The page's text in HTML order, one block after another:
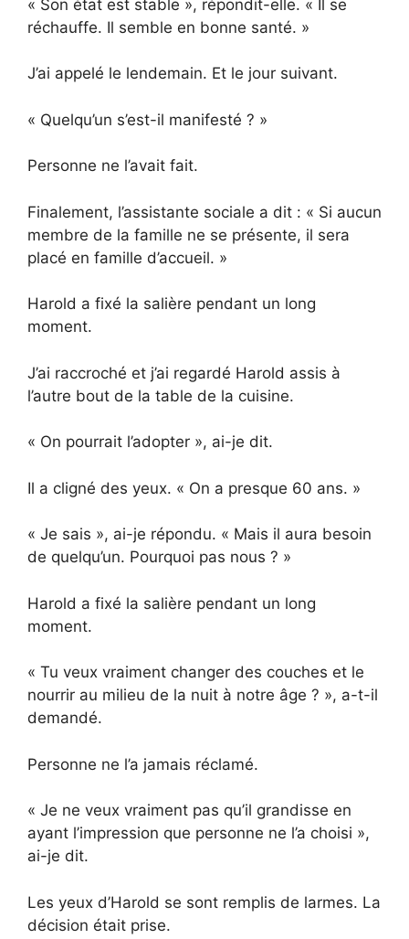
« Son état est stable », répondit-elle. « Il se
réchauffe. Il semble en bonne santé. »
J’ai appelé le lendemain. Et le jour suivant.
« Quelqu’un s’est-il manifesté ? »
Personne ne l’avait fait.
Finalement, l’assistante sociale a dit : « Si aucun
membre de la famille ne se présente, il sera
placé en famille d’accueil. »
Harold a fixé la salière pendant un long
moment.
J’ai raccroché et j’ai regardé Harold assis à
l’autre bout de la table de la cuisine.
« On pourrait l’adopter », ai-je dit.
Il a cligné des yeux. « On a presque 60 ans. »
« Je sais », ai-je répondu. « Mais il aura besoin
de quelqu’un. Pourquoi pas nous ? »
Harold a fixé la salière pendant un long
moment.
« Tu veux vraiment changer des couches et le
nourrir au milieu de la nuit à notre âge ? », a-t-il
demandé.
Personne ne l’a jamais réclamé.
« Je ne veux vraiment pas qu’il grandisse en
ayant l’impression que personne ne l’a choisi »,
ai-je dit.
Les yeux d’Harold se sont remplis de larmes. La
décision était prise.